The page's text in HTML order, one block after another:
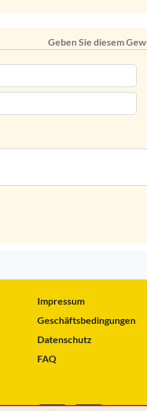
Geben Sie diesem
Impressum
Geschäftsbedingungen
Datenschutz
FAQ